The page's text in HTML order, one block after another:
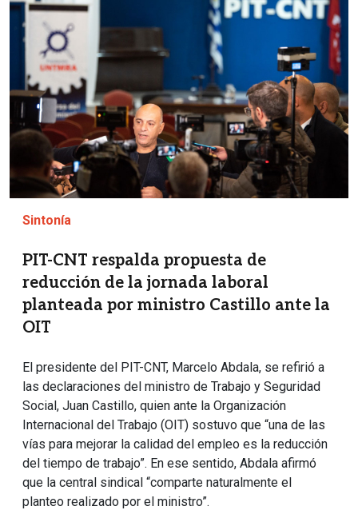
Sintonía
PIT-CNT respalda propuesta de
reducción de la jornada laboral
planteada por ministro Castillo ante la
OIT
El presidente del PIT-CNT, Marcelo Abdala, se refirió a
las declaraciones del ministro de Trabajo y Seguridad
Social, Juan Castillo, quien ante la Organización
Internacional del Trabajo (OIT) sostuvo que “una de las
vías para mejorar la calidad del empleo es la reducción
del tiempo de trabajo”. En ese sentido, Abdala afirmó
que la central sindical “comparte naturalmente el
planteo realizado por el ministro”.